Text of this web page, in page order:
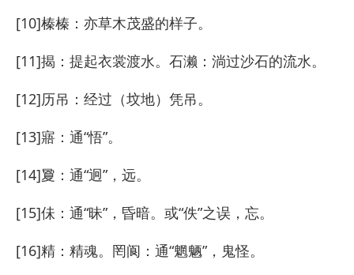
[10]榛榛：亦草木茂盛的样子。
[11]揭：提起衣裳渡水。石濑：淌过沙石的流水。
[12]历吊：经过（坟地）凭吊。
[13]寤：通“悟”。
[14]夐：通“迥”，远。
[15]佅：通“昧”，昏暗。或“佚”之误，忘。
[16]精：精魂。罔阆：通“魍魉”，鬼怪。